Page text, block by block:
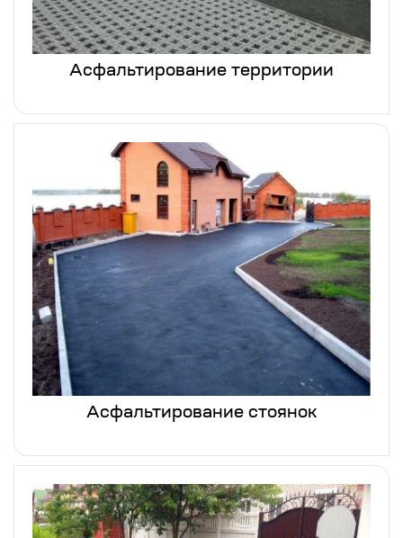
Асфальтирование территории
Асфальтирование стоянок